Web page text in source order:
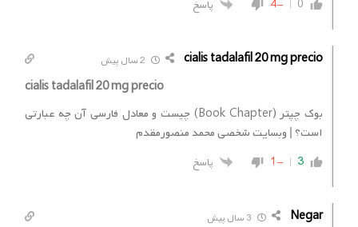
0
-4 پاسخ
cialis tadalafil 20 mg precio
cialis tadalafil 20 mg precio
بوک چپتر (Book Chapter) چیست و معادل فارسی آن چه عبارتی
است؟ | وبسایت شخصی محمد منصورمقدم
3
-1 پاسخ
Negar